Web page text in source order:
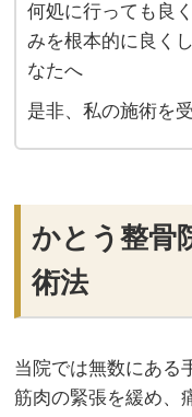
何処に行っても良
みを根本的に良く
なたへ
是非、私の施術を
かとう整骨
術法
当院では無数にある
筋肉の緊張を緩め、